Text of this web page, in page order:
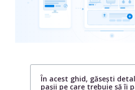
În acest ghid, găsești
pașii pe care trebuie să îi